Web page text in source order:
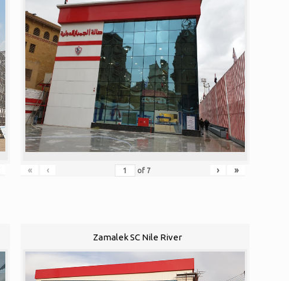
« ‹ of 7 › »
Zamalek SC Nile River